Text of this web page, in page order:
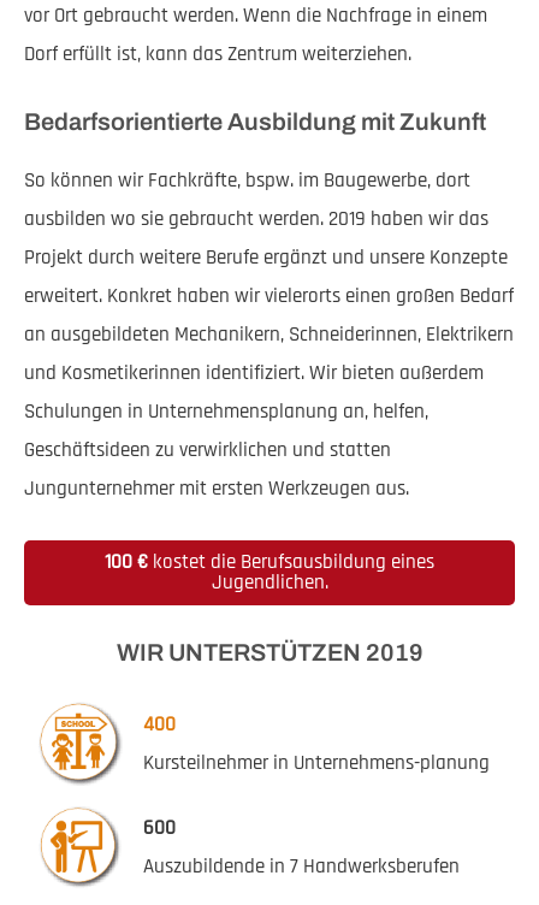
vor Ort gebraucht werden. Wenn die Nachfrage in einem
Dorf erfüllt ist, kann das Zentrum weiterziehen.
Bedarfsorientierte Ausbildung mit Zukunft
So können wir Fachkräfte, bspw. im Baugewerbe, dort
ausbilden wo sie gebraucht werden. 2019 haben wir das
Projekt durch weitere Berufe ergänzt und unsere Konzepte
erweitert. Konkret haben wir vielerorts einen großen Bedarf
an ausgebildeten Mechanikern, Schneiderinnen, Elektrikern
und Kosmetikerinnen identifiziert. Wir bieten außerdem
Schulungen in Unternehmensplanung an, helfen,
Geschäftsideen zu verwirklichen und statten
Jungunternehmer mit ersten Werkzeugen aus.
100 € kostet die Berufsausbildung eines
Jugendlichen.
WIR UNTERSTÜTZEN 2019
400
Kursteilnehmer in Unternehmens-planung
600
Auszubildende in 7 Handwerksberufen